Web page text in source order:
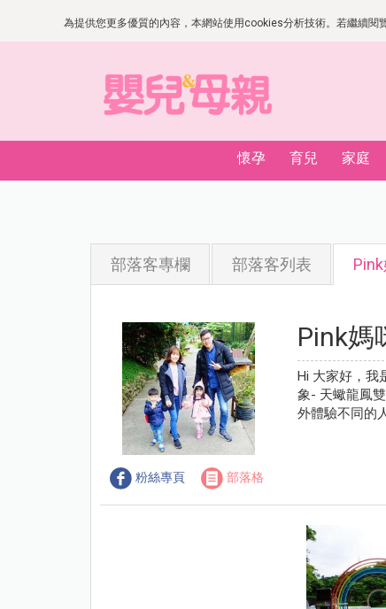
為提供您更多優質的內容，本網站使用cookies分析技術。若繼續
懷孕 育兒 家庭
部落客專欄 部落客列表
粉絲專頁 部落格
Pink媽
Hi 大家好，我
象- 天蠍龍鳳
外體驗不同的